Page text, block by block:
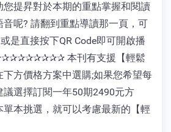
提昇對於本期的重點掌握和閱讀
呢? 請翻到重點導讀那一頁，可
是直接按下QR Code即可開啟播
本刊有支援【輕鬆
方價格方案中選購;如果您希望每
選擇訂閱一年50期2490元方
本挑選，就可以考慮最新的【輕